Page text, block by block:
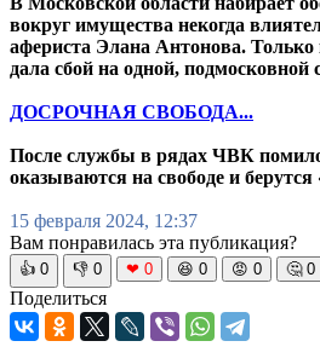
вокруг имущества некогда
афериста Элана Антонова.
дала сбой на одной, подмосковной
ДОСРОЧНАЯ СВОБОДА...
После службы в рядах ЧВК
оказываются на свободе и берутся
15 февраля 2024, 12:37
Вам понравилась эта публикация?
👍 0 👎 0 ❤ 0 😆 0 😡 0 🤔 0
Поделиться